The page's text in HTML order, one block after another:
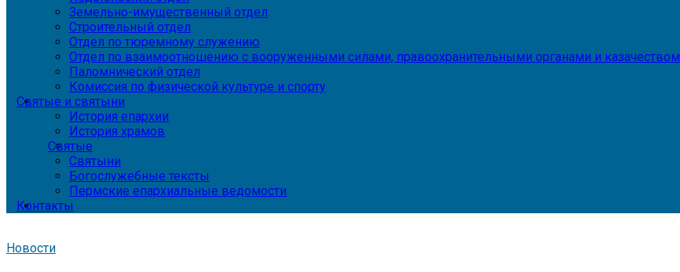
Земельно-имущественный отдел
Строительный отдел
Отдел по тюремному служению
Отдел по взаимоотношению с вооруженными силами, правоохранительными органами и казачеством
Паломнический отдел
Комиссия по физической культуре и спорту
Святые и святыни
История епархии
История храмов
Святые
Святыни
Богослужебные тексты
Пермские епархиальные ведомости
Контакты
Новости